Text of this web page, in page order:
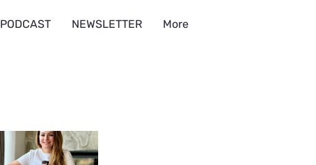
PODCAST NEWSLETTER More